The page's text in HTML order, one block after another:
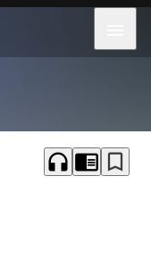
headphones chrome_reader_mode bookmark_border